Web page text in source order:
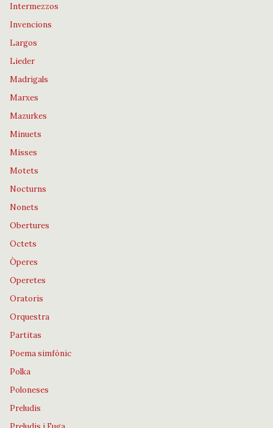
Intermezzos
Invencions
Largos
Lieder
Madrigals
Marxes
Mazurkes
Minuets
Misses
Motets
Nocturns
Nonets
Obertures
Octets
Òperes
Operetes
Oratoris
Orquestra
Partitas
Poema simfònic
Polka
Poloneses
Preludis